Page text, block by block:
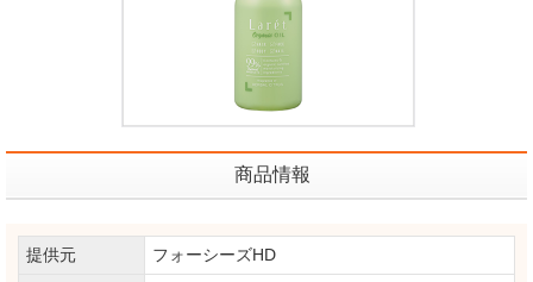
商品情報
提供元
フォーシーズHD